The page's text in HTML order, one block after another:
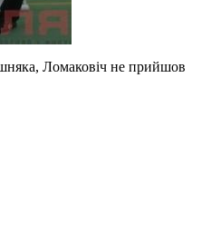
Ломаковіч не прийшов